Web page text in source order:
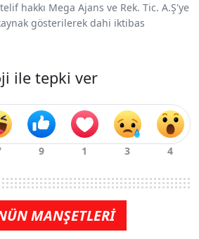
hakkı Mega Ajans ve Rek. Tic. A.Ş'ye
gösterilerek dahi iktibas
ile tepki ver
MANŞETLERİ